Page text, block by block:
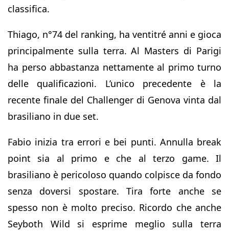
classifica.
Thiago, n°74 del ranking, ha ventitré anni e gioca
principalmente sulla terra. Al Masters di Parigi
ha perso abbastanza nettamente al primo turno
delle qualificazioni. L’unico precedente è la
recente finale del Challenger di Genova vinta dal
brasiliano in due set.
Fabio inizia tra errori e bei punti. Annulla break
point sia al primo e che al terzo game. Il
brasiliano è pericoloso quando colpisce da fondo
senza doversi spostare. Tira forte anche se
spesso non è molto preciso. Ricordo che anche
Seyboth Wild si esprime meglio sulla terra